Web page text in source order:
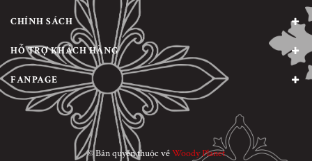
CHÍNH SÁCH
HỖ TRỢ KHÁCH HÀNG
FANPAGE
© Bản quyền thuộc vềWoody Planet